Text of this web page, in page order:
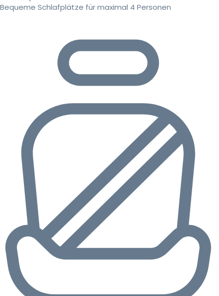
Bequeme Schlafplätze für maximal 4 Personen